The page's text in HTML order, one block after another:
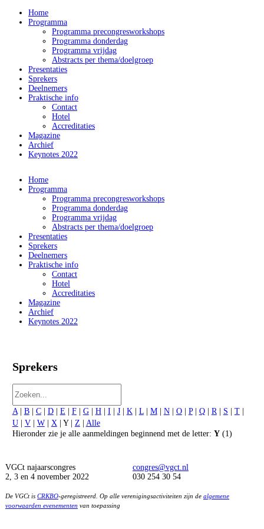
Home
Programma
Programma precongresworkshops
Programma donderdag
Programma vrijdag
Abstracts per thema/doelgroep
Presentaties
Sprekers
Deelnemers
Praktische info
Contact
Hotel
Accreditaties
Magazine
Archief
Keynotes 2022
Home
Programma
Programma precongresworkshops
Programma donderdag
Programma vrijdag
Abstracts per thema/doelgroep
Presentaties
Sprekers
Deelnemers
Praktische info
Contact
Hotel
Accreditaties
Magazine
Archief
Keynotes 2022
Sprekers
A| B| C| D| E F| G| H| I J| K| L| M| N| O| P| Q| R| S T|
U| V| W| X| Y | Z
Alle
Hieronder zie je alle aanmeldingen beginnend met de letter: Y(1)
VGCt najaarscongres
2, 3 en 4 november 2022
congres@vgct.nl
030 254 30 54
De VGCt is CRKBO-geregistreerd. Op alle verenigingsactiviteiten zijn de algemene
voorwaarden evenementen van toepassing